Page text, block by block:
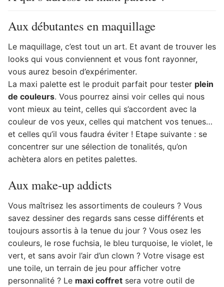
Aux débutantes en maquillage
Le maquillage, c’est tout un art. Et avant de trouver les
looks qui vous conviennent et vous font rayonner,
vous aurez besoin d’expérimenter.
La maxi palette est le produit parfait pour tester plein
de couleurs. Vous pourrez ainsi voir celles qui nous
vont mieux au teint, celles qui s’accordent avec la
couleur de vos yeux, celles qui matchent vos tenues…
et celles qu’il vous faudra éviter ! Etape suivante : se
concentrer sur une sélection de tonalités, qu’on
achètera alors en petites palettes.
Aux make-up addicts
Vous maîtrisez les assortiments de couleurs ? Vous
savez dessiner des regards sans cesse différents et
toujours assortis à la tenue du jour ? Vous osez les
couleurs, le rose fuchsia, le bleu turquoise, le violet, le
vert, et sans avoir l’air d’un clown ? Votre visage est
une toile, un terrain de jeu pour afficher votre
personnalité ? Le maxi coffret sera votre outil de